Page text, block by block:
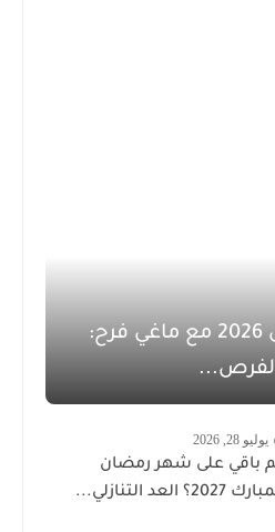
مفاجآت أغسطس 2026 مع ماغي فرح:
يوليو 28, 2026
باقي على شهر رمضان
2027؟ العد التنازلي...